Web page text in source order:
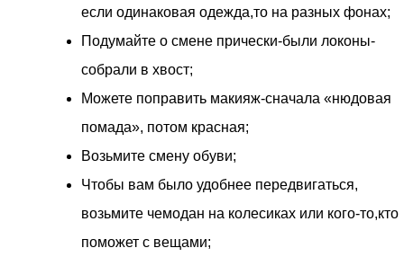
если одинаковая одежда,то на разных фонах;
Подумайте о смене прически-были локоны-
собрали в хвост;
Можете поправить макияж-сначала «нюдовая
помада», потом красная;
Возьмите смену обуви;
Чтобы вам было удобнее передвигаться,
возьмите чемодан на колесиках или кого-то,кто
поможет с вещами;